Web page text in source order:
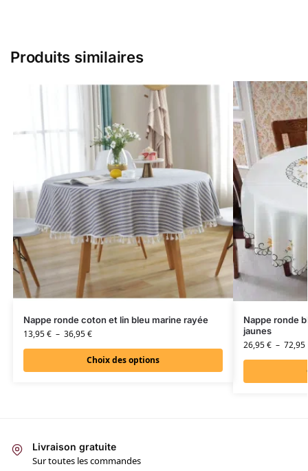
Produits similaires
Nappe ronde coton et lin bleu marine rayée
13,95€ – 36,95€
Choix des options
Nappe ronde
jaunes
26,95€ – 72,95
Livraison gratuite
Sur toutes les commandes